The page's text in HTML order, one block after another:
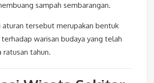
sampah sembarangan.
tersebut merupakan bentuk
warisan budaya yang telah
ratusan tahun.